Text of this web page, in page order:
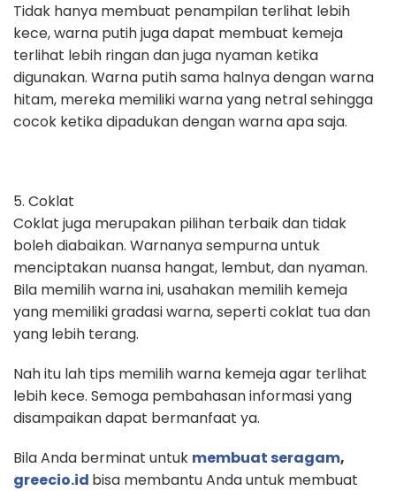
Tidak hanya membuat penampilan terlihat lebih
kece, warna putih juga dapat membuat kemeja
terlihat lebih ringan dan juga nyaman ketika
digunakan. Warna putih sama halnya dengan warna
hitam, mereka memiliki warna yang netral sehingga
cocok ketika dipadukan dengan warna apa saja.
5. Coklat
Coklat juga merupakan pilihan terbaik dan tidak
boleh diabaikan. Warnanya sempurna untuk
menciptakan nuansa hangat, lembut, dan nyaman.
Bila memilih warna ini, usahakan memilih kemeja
yang memiliki gradasi warna, seperti coklat tua dan
yang lebih terang.
Nah itu lah tips memilih warna kemeja agar terlihat
lebih kece. Semoga pembahasan informasi yang
disampaikan dapat bermanfaat ya.
Bila Anda berminat untuk membuat seragam,
greecio.id bisa membantu Anda untuk membuat